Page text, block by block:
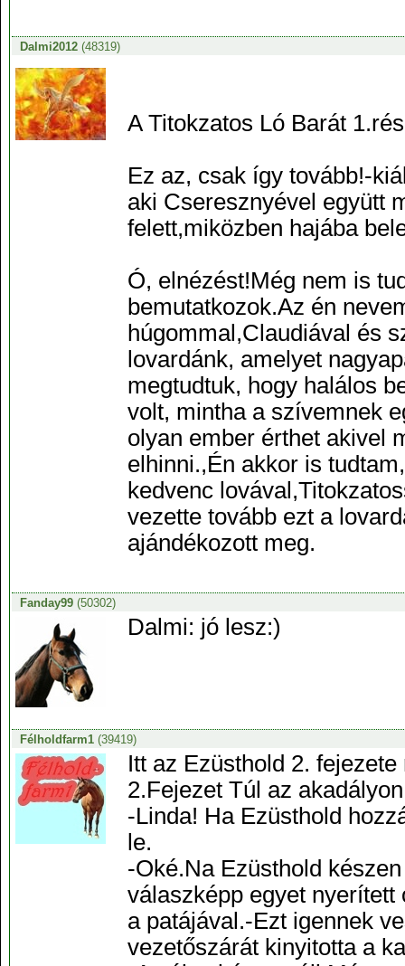
Dalmi2012(48319)
A Titokzatos Ló Barát
Ez az, csak így tovább!-
aki Cseresznyével együtt
felett,miközben hajába
Ó, elnézést!Még nem is
bemutatkozok.Az én
húgommal,Claudiával és
lovardánk, amelyet
megtudtuk, hogy halálos
volt, mintha a szívemnek
olyan ember érthet akivel
elhinni.,Én akkor is
kedvenc
vezette tovább ezt a
ajándékozott meg.
Fanday99(50302)
Dalmi: jó lesz:)
Félholdfarm1(39419)
Itt az Ezüsthold 2.
2.Fejezet Túl az
-Linda! Ha Ezüsthold
le.
-Oké.Na Ezüsthold
válaszképp egyet nyerített
a patájával.-Ezt igennek
vezetőszárát kinyitotta a